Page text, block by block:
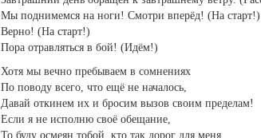
Мы поднимемся на ноги! Смотри вперёд! (На старт!)
Верно! (На старт!)
Пора отравляться в бой! (Идём!)
Хотя мы вечно пребываем в сомнениях
По поводу всего, что ещё не началось,
Давай откинем их и бросим вызов своим пределам!
Если я не исполню своё обещание,
То буду осмеян тобой, кто так дорог для меня…